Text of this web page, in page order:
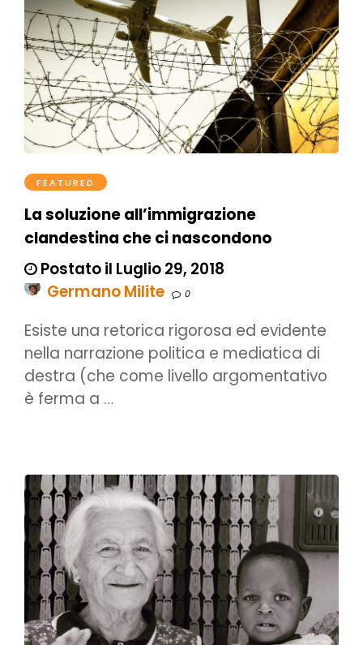
FEATURED
La soluzione all’immigrazione
clandestina che ci nascondono
Postato il Luglio 29, 2018
Germano Milite
0
Esiste una retorica rigorosa ed evidente
nella narrazione politica e mediatica di
destra (che come livello argomentativo
è ferma a …